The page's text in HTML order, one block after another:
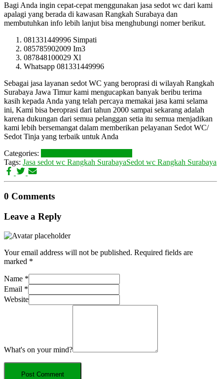
Bagi Anda ingin cepat-cepat menggunakan jasa sedot wc dari kami
apalagi yang berada di kawasan Rangkah Surabaya dan
membutuhkan info lebih lanjut bisa menghubungi nomer berikut.
081331449996 Simpati
085785902009 Im3
087848100029 Xl
Whatsapp 081331449996
Sebagai jasa layanan sedot WC yang beroprasi di wilayah Rangkah
Surabaya Jawa Timur kami mengucapkan banyak beribu terima
kasih kepada Anda yang telah percaya memakai jasa kami selama
ini, Kami bisa beroprasi dari tahun 2000 sampai sekarang adalah
karena dukungan dari semua pelanggan setia itu semua menjadikan
kami lebih bersemangat dalam memberikan pelayanan Sedot WC/
Sedot Tinja yang terbaik untuk Anda
Categories:
Tags: Jasa sedot wc Rangkah SurabayaSedot wc Rangkah Surabaya
0 Comments
Leave a Reply
Your email address will not be published. Required fields are
marked *
Name *
Email *
Website
What's on your mind?